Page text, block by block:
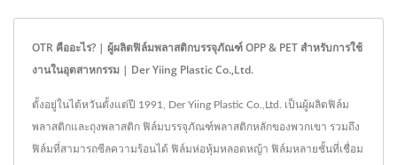
OTR คืออะไร? | ผู้ผลิตฟิล์มพลาสติกบรรจุภัณฑ์ OPP & PET สำหรับการใช้
งานในอุตสาหกรรม | Der Yiing Plastic Co.,Ltd.
ตั้งอยู่ในไต้หวันตั้งแต่ปี 1991, Der Yiing Plastic Co.,Ltd. เป็นผู้ผลิตฟิล์ม
พลาสติกและถุงพลาสติก ฟิล์มบรรจุภัณฑ์พลาสติกหลักของพวกเขา รวมถึง
ฟิล์มที่สามารถซีลความร้อนได้ ฟิล์มห่อหุ้มหลอดหญ้า ฟิล์มหลายชั้นที่เชื่อม